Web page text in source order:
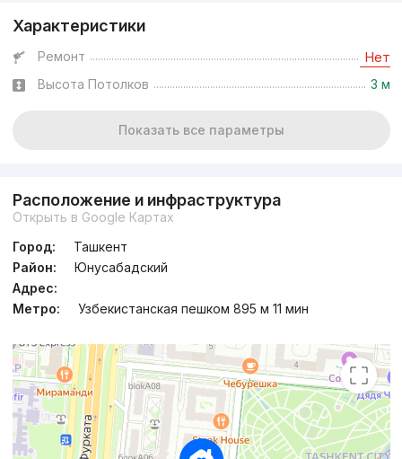
Характеристики
Ремонт Нет
Высота Потолков 3 м
Показать все параметры
Расположение и инфраструктура
Открыть в Google Картах
Город:
Ташкент
Район:
Юнусабадский
Адрес:
Метро:
Узбекистанская пешком 895 м 11 мин